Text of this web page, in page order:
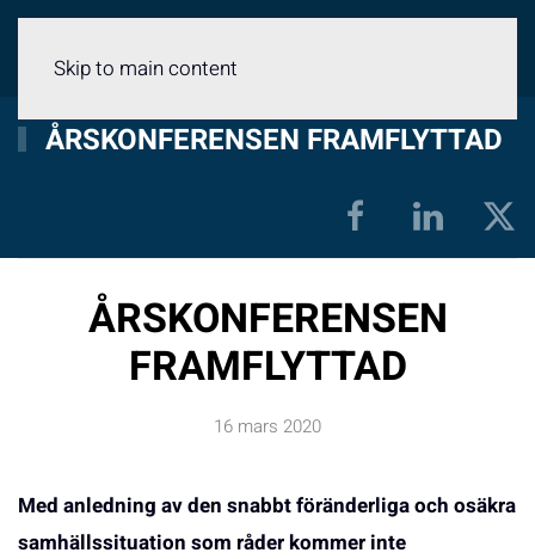
Skip to main content
ÅRSKONFERENSEN FRAMFLYTTAD
ÅRSKONFERENSEN
FRAMFLYTTAD
16 mars 2020
Med anledning av den snabbt föränderliga och osäkra
samhällssituation som råder kommer inte